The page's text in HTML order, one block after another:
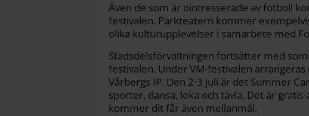
Även de som är ointresserade av fotboll
festivalen. Parkteatern kommer
olika kulturupplevelser i samarbete med
Stadsdelsförvaltningen fortsätter med
festivalen. Under VM-festivalen
Vårbergs IP. Den 2-3 juli är det Summer
sporter, dansa, leka och tävla. Det är
kommer dit får även mellanmål.